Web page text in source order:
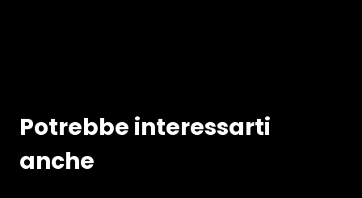
Potrebbe interessarti
anche